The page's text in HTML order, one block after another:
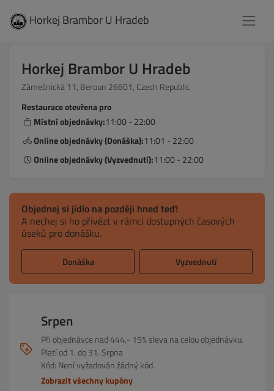
Horkej Brambor U Hradeb
Horkej Brambor U Hradeb
Zámečnická 11, Beroun 26601, Czech Republic
Restaurace otevřena pro
Místní objednávky:11:00 - 22:00
Online objednávky (Donáška):11:01 - 22:00
Online objednávky (Vyzvednutí):11:00 - 22:00
Objednej si jídlo na později hned teď!
A nechej si ho přivézt v rámci dostupných časových
úseků pro donášku.
Donáška Vyzvednutí
Srpen
Při objednávce nad 444,- 15% sleva na celou objednávku.
Platí od 1. do 31. Srpna
Kód: Není vyžadován žádný kód.
Zobrazit všechny kupóny